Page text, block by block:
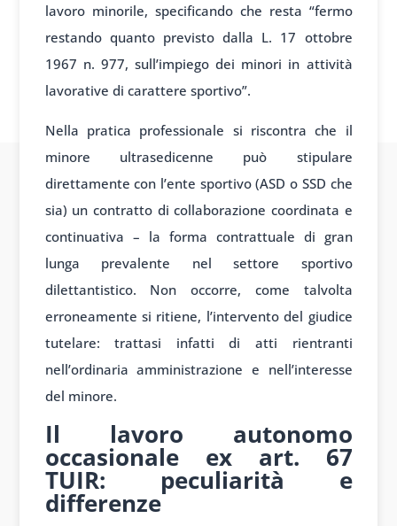
lavoro minorile, specificando che resta “fermo
restando quanto previsto dalla L. 17 ottobre
1967 n. 977, sull’impiego dei minori in attività
lavorative di carattere sportivo”.
Nella pratica professionale si riscontra che il
minore ultrasedicenne può stipulare
direttamente con l’ente sportivo (ASD o SSD che
sia) un contratto di collaborazione coordinata e
continuativa – la forma contrattuale di gran
lunga prevalente nel settore sportivo
dilettantistico. Non occorre, come talvolta
erroneamente si ritiene, l’intervento del giudice
tutelare: trattasi infatti di atti rientranti
nell’ordinaria amministrazione e nell’interesse
del minore.
Il lavoro autonomo
occasionale ex art. 67
TUIR: peculiarità e
differenze